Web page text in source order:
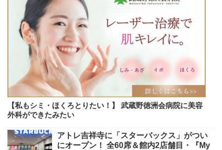
【私もシミ・ほくろとりたい！】 武蔵野徳洲会病院に美容
外科ができたみたい
アトレ吉祥寺に「スターバックス」がつい
にオープン！ 全60席＆館内2店舗目・『My